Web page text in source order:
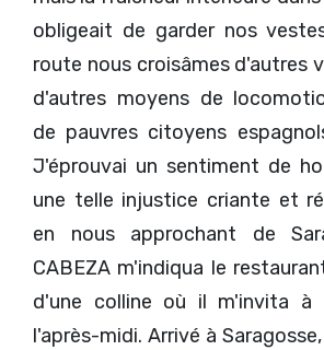
obligeait de garder nos
route nous croisâmes d'autres
d'autres moyens de
de pauvres citoyens
J'éprouvai un sentiment de
une telle injustice criante et
en nous approchant de
CABEZA m'indiqua le
d'une colline où il m'invita à
l'après-midi. Arrivé à